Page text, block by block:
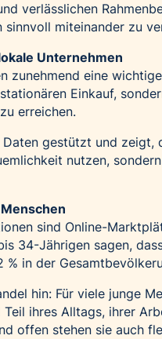
verlässlichen
miteinander zu
Unternehmen
zunehmend eine
Einkauf,
erreichen.
gestützt und zeigt,
nutzen,
sind Online-
34-Jährigen sagen,
in der
hin: Für viele junge
ihres Alltags, ihrer
offen stehen sie auch